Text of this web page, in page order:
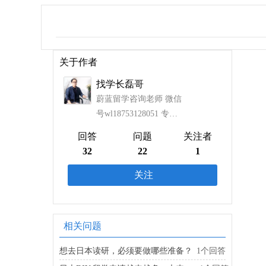
关于作者
找学长磊哥
蔚蓝留学咨询老师 微信
号wl18753128051 专注
本大学社会学修士
回答
32
问题
22
关注者
1
关注
相关问题
想去日本读研，必须要做哪些准备？
1个回答